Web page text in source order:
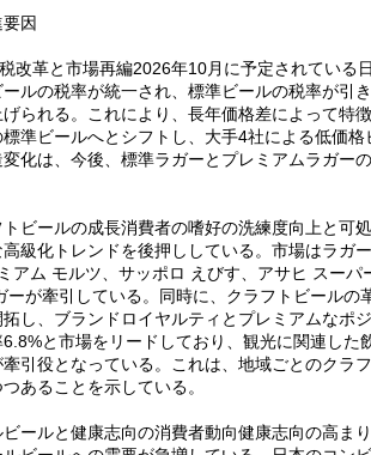
因
改革と市場再編2026年10月に予定されている
ルの税率が統一され、標準ビールの税率が引
られる。これにより、長年価格差によって特
準ビールへとシフトし、大手4社による低価
化は、今後、標準ラガーとプレミアムラガー
ビールの成長消費者の嗜好の洗練度向上と可
級化トレンドを後押ししている。市場はラガ
アム モルツ、サッポロ えびす、アサヒ スー
ーが牽引している。同時に、クラフトビールの
し、ブランドロイヤルティとプレミアムなポ
と市場をリードしており、観光に関連した
引役となっている。これは、地域ごとのクラ
あることを示している。
ビールと健康志向の消費者動向健康志向の高ま